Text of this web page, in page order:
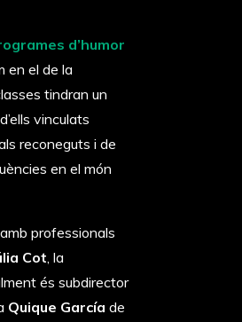
d’humor
en el de la
tindran un
vinculats
reconeguts i de
en el món
professionals
Cot, la
és subdirector
Quique García de